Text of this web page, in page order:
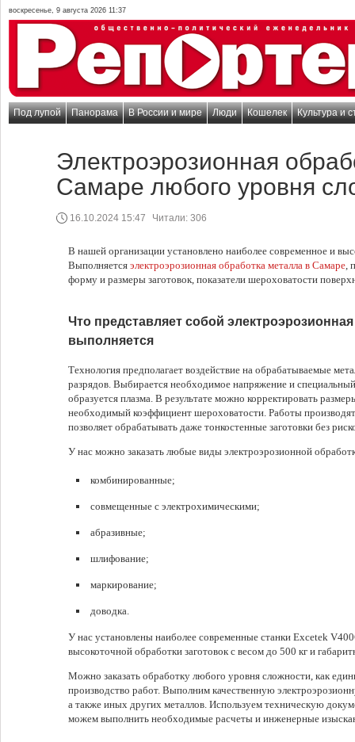
воскресенье, 9 августа 2026 11:37
Под лупой Панорама В России и мире Люди Кошелек Культура и
Электроэрозионная
Самаре любого уровня
16.10.2024 15:47 Читали: 306
В нашей организации установлено наиболее современное и
Выполняется электроэрозионная обработка металла в Самаре,
форму и размеры заготовок, показатели шероховатости
Что представляет собой электроэрозионная
выполняется
Технология предполагает воздействие на обрабатываемые
разрядов. Выбирается необходимое напряжение и
образуется плазма. В результате можно корректировать
необходимый коэффициент шероховатости. Работы
позволяет обрабатывать даже тонкостенные заготовки без
У нас можно заказать любые виды электроэрозионной
комбинированные;
совмещенные с электрохимическими;
абразивные;
шлифование;
маркирование;
доводка.
У нас установлены наиболее современные станки Excetek
высокоточной обработки заготовок с весом до 500 кг и
Можно заказать обработку любого уровня сложности, как
производство работ. Выполним качественную
а также иных других металлов. Используем техническую
можем выполнить необходимые расчеты и инженерные